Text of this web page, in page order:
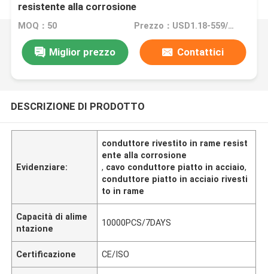
resistente alla corrosione
MOQ：50 Prezzo：USD1.18-559/PCS
Miglior prezzo Contattici
DESCRIZIONE DI PRODOTTO
Evidenziare:
conduttore rivestito in rame resist
ente alla corrosione
, cavo conduttore piatto in acciaio,
conduttore piatto in acciaio rivesti
to in rame
Capacità di alime
ntazione
10000PCS/7DAYS
Certificazione CE/ISO